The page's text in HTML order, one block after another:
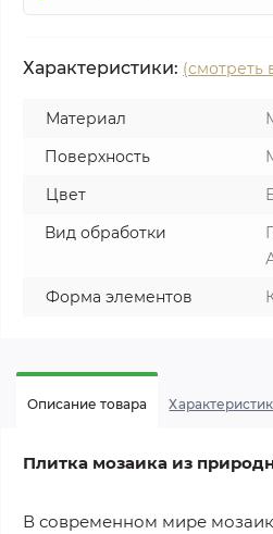
Характеристики: (смотреть
Материал
Поверхность
Цвет
Вид обработки
Форма элементов
Описание товара
Плитка мозаика из
В современном мире